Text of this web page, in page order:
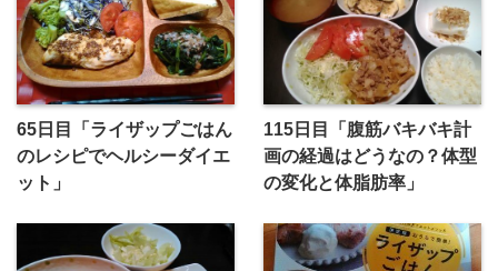
65日目「ライザップごはん
のレシピでヘルシーダイエ
ット」
115日目「腹筋バキバキ計
画の経過はどうなの？体型
の変化と体脂肪率」